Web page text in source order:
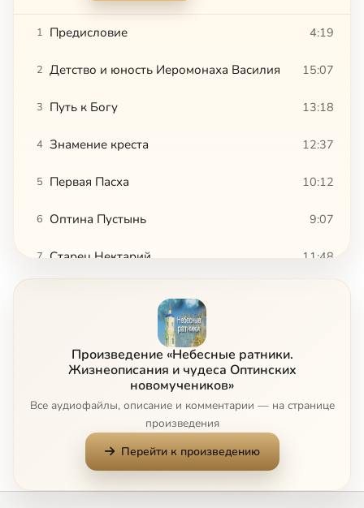
1 Предисловие 4:19
2 Детство и юность Иеромонаха Василия 15:07
3 Путь к Богу 13:18
4 Знамение креста 12:37
5 Первая Пасха 10:12
6 Оптина Пустынь 9:07
7 Старец Нектарий 11:48
Иноческие подвиги
Хранение уст
11 Монах и пастырь 20:22
Пасха без конца
Произведение «Небесные ратники.
Жизнеописания и чудеса Оптинских
новомучеников»
Все аудиофайлы, описание и комментарии — на странице
произведения
Перейти к произведению